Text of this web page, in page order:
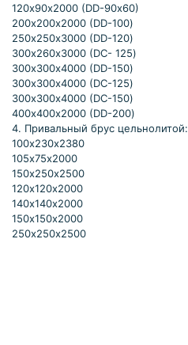
120х90х2000 (DD-90х60)
200х200х2000 (DD-100)
250х250х3000 (DD-120)
300х260х3000 (DC- 125)
300х300х4000 (DD-150)
300х300х4000 (DC-125)
300х300х4000 (DC-150)
400х400х2000 (DD-200)
4. Привальный брус цельнолитой:
100х230х2380
105х75х2000
150х250х2500
120х120х2000
140х140х2000
150х150х2000
250х250х2500